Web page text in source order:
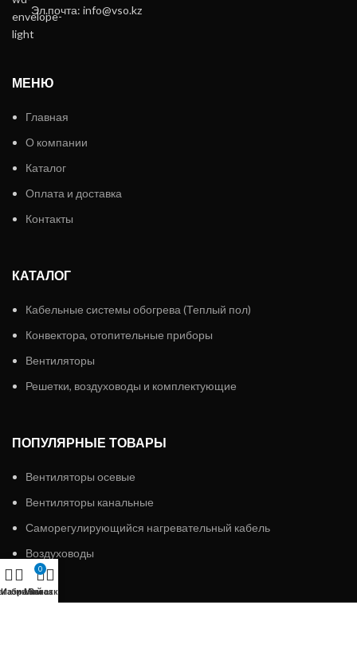
Эл.почта: info@vso.kz
МЕНЮ
Главная
О компании
Каталог
Оплата и доставка
Контакты
КАТАЛОГ
Кабельные системы обогрева (Теплый пол)
Конвектора, отопительные приборы
Вентиляторы
Решетки, воздуховоды и комплектующие
ПОПУЛЯРНЫЕ ТОВАРЫ
Вентиляторы осевые
Вентиляторы канальные
Саморегулирующийся нагревательный кабель
Воздуховоды
Избранное
0
Заказ
Мой аккаунт